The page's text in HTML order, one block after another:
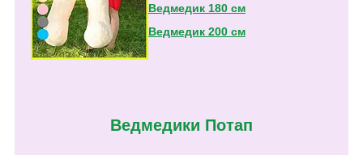
Ведмедик 180 см
Ведмедик 200 см
Ведмедики Потап